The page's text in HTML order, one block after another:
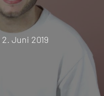
2. Juni 2019